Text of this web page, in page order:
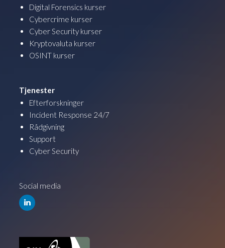
Digital Forensics kurser
Cybercrime kurser
Cyber Security kurser
Kryptovaluta kurser
OSINT kurser
Tjenester
Efterforskninger
Incident Response 24/7
Rådgivning
Support
Cyber Security
Social media